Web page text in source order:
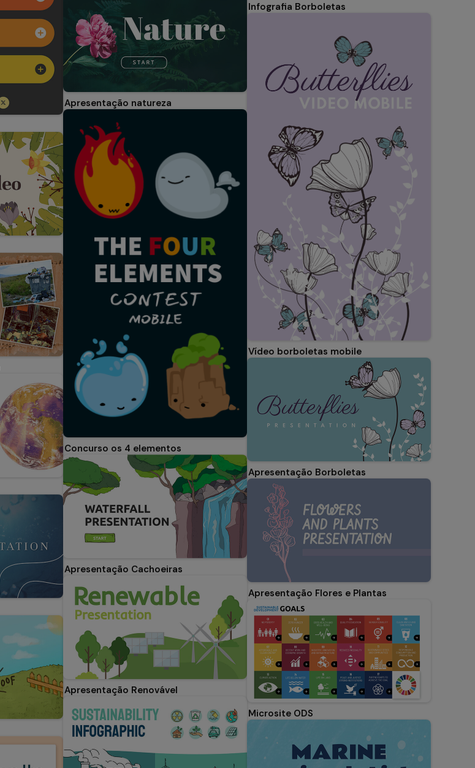
Apresentação natureza
Concurso os 4 elementos
Apresentação Cachoeiras
Apresentação Renovável
Infografia Borboletas
Vídeo borboletas mobile
Apresentação Borboletas
Apresentação Flores e Plantas
Microsite ODS